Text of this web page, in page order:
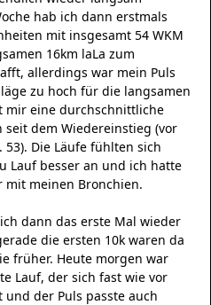
hab ich dann erstmals
mit insgesamt 54 WKM
16km laLa zum
allerdings war mein Puls
zu hoch für die langsamen
mir eine durchschnittliche
seit dem Wiedereinstieg (vor
53). Die Läufe fühlten sich
Lauf besser an und ich hatte
mit meinen Bronchien.
dann das erste Mal wieder
die ersten 10k waren da
früher. Heute morgen war
Lauf, der sich fast wie vor
der Puls passte auch